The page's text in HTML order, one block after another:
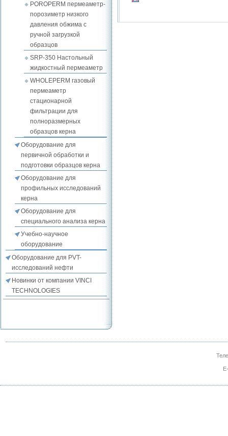
POROPERM пермеаметр-
порозиметр низкого
давления обжима с
ручной загрузкой
образцов
SRP-350 Настольный
жидкостный пермеаметр
WHOLEPERM газовый
пермеаметр
стационарной
фильтрации для
полноразмерных
образцов керна
Оборудование для
первичной обработки и
подготовки образцов керна
Оборудование для
профильных исследований
керна
Оборудование для
специального анализа керна
Учебно-научное
оборудование
Оборудование для PVT-
исследований нефти
Новинки от компании VINCI
TECHNOLOGIES